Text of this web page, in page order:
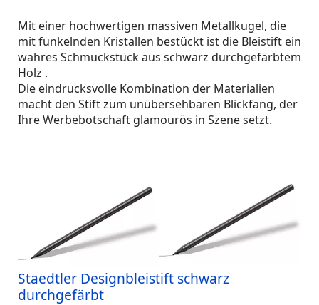
Mit einer hochwertigen massiven Metallkugel, die
mit funkelnden Kristallen bestückt istdie Bleistift ein
wahres Schmuckstück aus schwarz durchgefärbtem
Holz .
Die eindrucksvolle Kombination der Materialien
macht den Stift zum unübersehbaren Blickfang, der
Ihre Werbebotschaft glamourös in Szene setzt.
Staedtler Designbleistift schwarz
durchgefärbt